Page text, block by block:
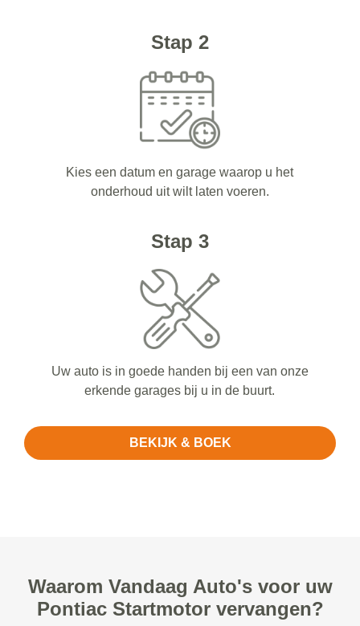
Stap 2
Kies een datum en garage waarop u het
onderhoud uit wilt laten voeren.
Stap 3
Uw auto is in goede handen bij een van onze
erkende garages bij u in de buurt.
BEKIJK & BOEK
Waarom Vandaag Auto's voor uw
Pontiac Startmotor vervangen?